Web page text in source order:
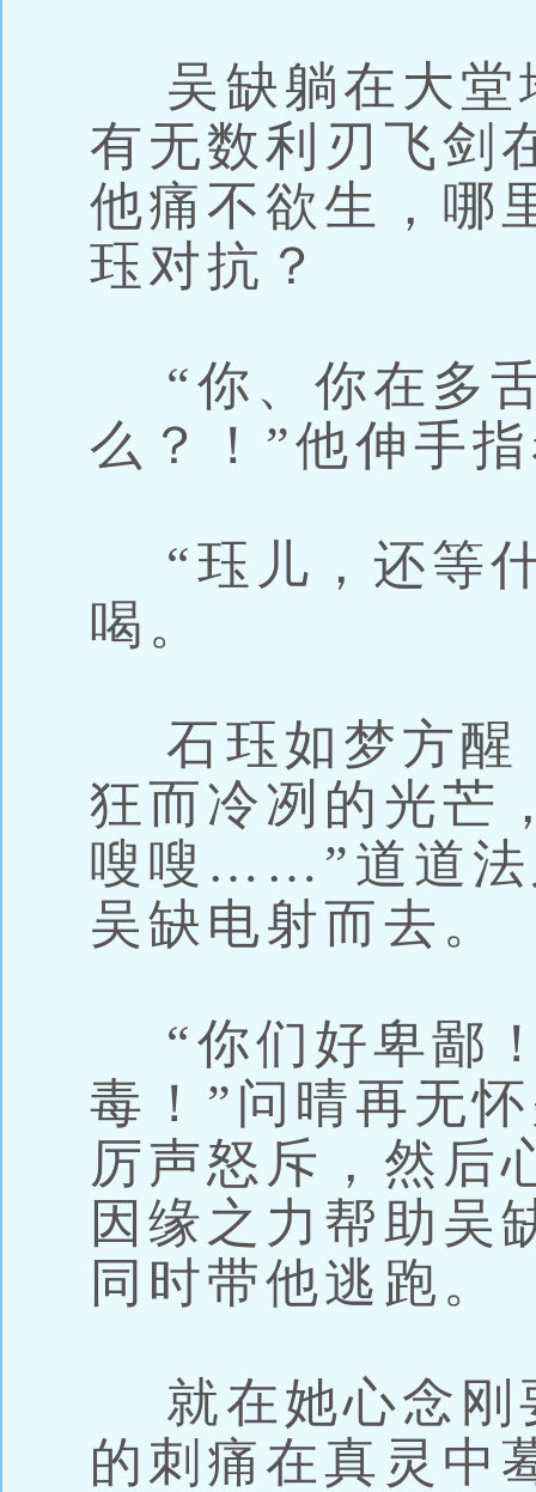
吴缺躺在大堂
有无数利刃飞剑
他痛不欲生，哪
珏对抗？
“你、你在多
么？！”他伸手
“珏儿，还等
喝。
石珏如梦方醒
狂而冷冽的光芒
嗖嗖……”道道法
吴缺电射而去。
“你们好卑鄙
毒！”问晴再无
厉声怒斥，然后
因缘之力帮助吴
同时带他逃跑。
就在她心念刚
的刺痛在真灵中